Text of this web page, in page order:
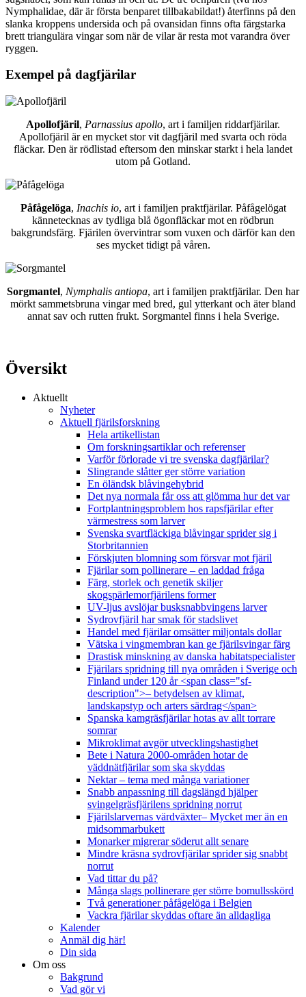
Nymphalidae, där är första benparet tillbakabildat!) återfinns på den
slanka kroppens undersida och på ovansidan finns ofta färgstarka
brett triangulära vingar som när de vilar är resta mot varandra över
ryggen.
Exempel på dagfjärilar
Apollofjäril, Parnassius apollo, art i familjen riddarfjärilar.
Apollofjäril är en mycket stor vit dagfjäril med svarta och röda
fläckar. Den är rödlistad eftersom den minskar starkt i hela landet
utom på Gotland.
Påfågelöga, Inachis io, art i familjen praktfjärilar. Påfågelögat
kännetecknas av tydliga blå ögonfläckar mot en rödbrun
bakgrundsfärg. Fjärilen övervintrar som vuxen och därför kan den
ses mycket tidigt på våren.
Sorgmantel, Nymphalis antiopa, art i familjen praktfjärilar. Den har
mörkt sammetsbruna vingar med bred, gul ytterkant och äter bland
annat sav och rutten frukt. Sorgmantel finns i hela Sverige.
Översikt
Aktuellt
Nyheter
Aktuell fjärilsforskning
Hela artikellistan
Om forskningsartiklar och referenser
Varför förlorade vi tre svenska dagfjärilar?
Slingrande slåtter ger större variation
En öländsk blåvingehybrid
Det nya normala får oss att glömma hur det var
Fortplantningsproblem hos rapsfjärilar efter
värmestress som larver
Svenska svartfläckiga blåvingar sprider sig i
Storbritannien
Förskjuten blomning som försvar mot fjäril
Fjärilar som pollinerare – en laddad fråga
Färg, storlek och genetik skiljer
skogspärlemorfjärilens former
UV-ljus avslöjar busksnabbvingens larver
Sydrovfjäril har smak för stadslivet
Handel med fjärilar omsätter miljontals dollar
Vätska i vingmembran kan ge fjärilsvingar färg
Drastisk minskning av danska habitatspecialister
Fjärilars spridning till nya områden i Sverige och
Finland under 120 år <span class="sf-
description">– betydelsen av klimat,
landskapstyp och arters särdrag</span>
Spanska kamgräsfjärilar hotas av allt torrare
somrar
Mikroklimat avgör utvecklingshastighet
Bete i Natura 2000-områden hotar de
väddnätfjärilar som ska skyddas
Nektar – tema med många variationer
Snabb anpassning till dagslängd hjälper
svingelgräsfjärilens spridning norrut
Fjärilslarvernas värdväxter– Mycket mer än en
midsommarbukett
Monarker migrerar söderut allt senare
Mindre kräsna sydrovfjärilar sprider sig snabbt
norrut
Vad tittar du på?
Många slags pollinerare ger större bomullsskörd
Två generationer påfågelöga i Belgien
Vackra fjärilar skyddas oftare än alldagliga
Kalender
Anmäl dig här!
Din sida
Om oss
Bakgrund
Vad gör vi